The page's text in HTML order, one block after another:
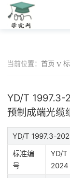
当前位置： 首页
YD/T 1997.3-
预制成端光缆
YD/T 1997.3-
标准编
号
YD/T
2024